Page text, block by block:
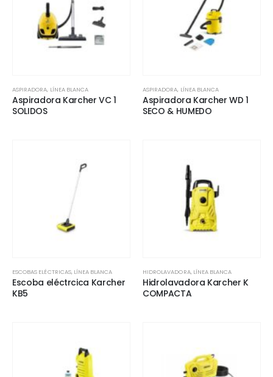
ASPIRADORA, LÍNEA BLANCA
Aspiradora Karcher VC 1
SOLIDOS
ASPIRADORA, LÍNEA BLANCA
Aspiradora Karcher WD 1
SECO & HUMEDO
ESCOBAS ELÉCTRICAS, LÍNEA BLANCA
Escoba eléctrcica Karcher
KB5
HIDROLAVADORA, LÍNEA BLANCA
Hidrolavadora Karcher K
COMPACTA